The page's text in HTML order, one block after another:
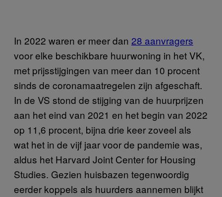
In 2022 waren er meer dan 28 aanvragers
voor elke beschikbare huurwoning in het VK,
met prijsstijgingen van meer dan 10 procent
sinds de coronamaatregelen zijn afgeschaft.
In de VS stond de stijging van de huurprijzen
aan het eind van 2021 en het begin van 2022
op 11,6 procent, bijna drie keer zoveel als
wat het in de vijf jaar voor de pandemie was,
aldus het Harvard Joint Center for Housing
Studies. Gezien huisbazen tegenwoordig
eerder koppels als huurders aannemen blijkt